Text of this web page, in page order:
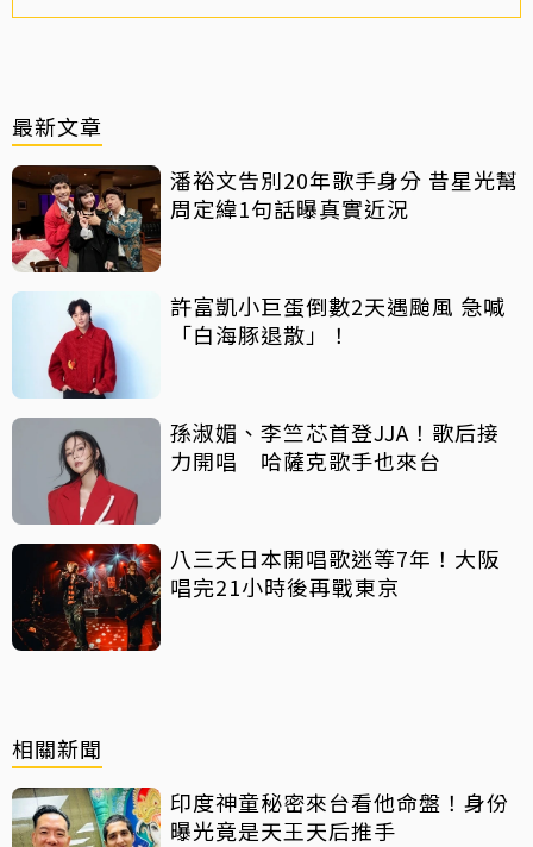
最新文章
潘裕文告別20年歌手身分 昔星光幫
周定緯1句話曝真實近況
許富凱小巨蛋倒數2天遇颱風 急喊
「白海豚退散」！
孫淑媚、李竺芯首登JJA！歌后接
力開唱 哈薩克歌手也來台
八三夭日本開唱歌迷等7年！大阪
唱完21小時後再戰東京
相關新聞
印度神童秘密來台看他命盤！身份
曝光竟是天王天后推手